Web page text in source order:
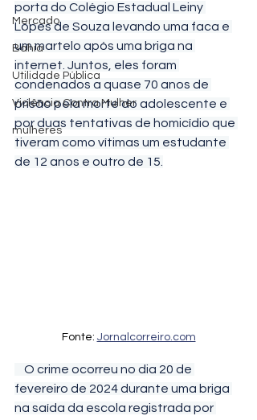
Mercado
Bahia
Utilidade Pública
Violência Contra Mulher
mulheres
porta do Colégio Estadual Leiny
Lopes de Souza levando uma faca e
um martelo após uma briga na
internet. Juntos, eles foram
condenados a quase 70 anos de
prisão pela morte do adolescente e
por duas tentativas de homicídio que
tiveram como vítimas um estudante
de 12 anos e outro de 15.
Fonte: Jornalcorreiro.com
fevereiro de 2024 durante uma briga
na saída da escola registrada por